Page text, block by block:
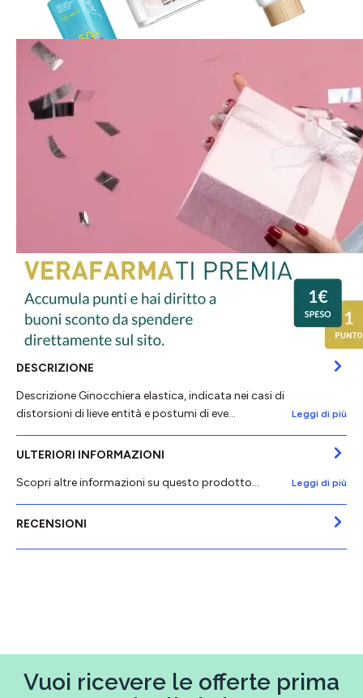
DESCRIZIONE
Descrizione Ginocchiera elastica, indicata nei casi di
distorsioni di lieve entità e postumi di eve…
Leggi di più
ULTERIORI INFORMAZIONI
Scopri altre informazioni su questo prodotto...
Leggi di più
RECENSIONI
Vuoi ricevere le offerte prima